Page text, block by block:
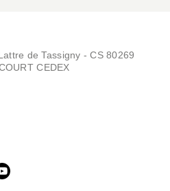
de Tassigny - CS 80269
CEDEX